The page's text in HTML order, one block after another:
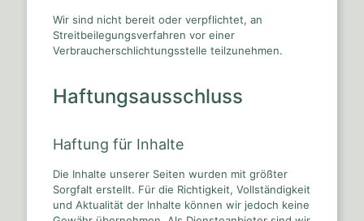
Wir sind nicht bereit oder verpflichtet, an
Streitbeilegungsverfahren vor einer
Verbraucherschlichtungsstelle teilzunehmen.
Haftungsausschluss
Haftung für Inhalte
Die Inhalte unserer Seiten wurden mit größter
Sorgfalt erstellt. Für die Richtigkeit, Vollständigkeit
und Aktualität der Inhalte können wir jedoch keine